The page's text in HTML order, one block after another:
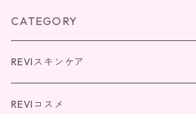
CATEGORY
REVIスキンケア
パーフェクトシリーズ
REVIコスメ